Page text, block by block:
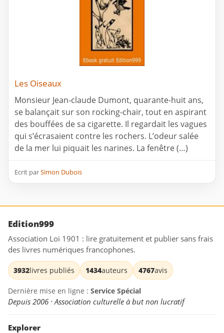
Les Oiseaux
Monsieur Jean-claude Dumont, quarante-huit ans,
se balançait sur son rocking-chair, tout en aspirant
des bouffées de sa cigarette. Il regardait les vagues
qui s’écrasaient contre les rochers. L’odeur salée
de la mer lui piquait les narines. La fenêtre (…)
Ecrit parSimon Dubois
Edition999
Association Loi 1901 : lire gratuitement et publier sans frais
des livres numériques francophones.
3932livres publiés 1434auteurs 4767avis
Dernière mise en ligne : Service Spécial
Depuis 2006 · Association culturelle à but non lucratif
Explorer